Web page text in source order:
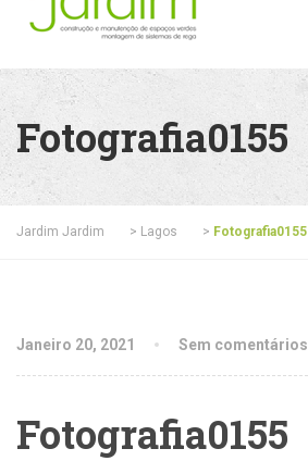
Fotografia0155
Jardim Jardim > Lagos > Fotografia0155
Janeiro 20, 2021 Sem comentários
Fotografia0155